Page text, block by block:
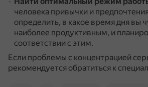
человека привычки и
определить, в какое время дня вы
наиболее продуктивным, и
соответствии с этим.
Если проблемы с концентрацией
рекомендуется обратиться к